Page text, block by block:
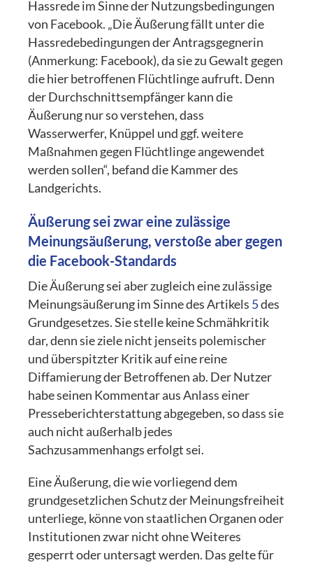
Hassrede im Sinne der Nutzungsbedingungen
von Facebook. „Die Äußerung fällt unter die
Hassredebedingungen der Antragsgegnerin
(Anmerkung: Facebook), da sie zu Gewalt gegen
die hier betroffenen Flüchtlinge aufruft. Denn
der Durchschnittsempfänger kann die
Äußerung nur so verstehen, dass
Wasserwerfer, Knüppel und ggf. weitere
Maßnahmen gegen Flüchtlinge angewendet
werden sollen“, befand die Kammer des
Landgerichts.
Äußerung sei zwar eine zulässige
Meinungsäußerung, verstoße aber gegen
die Facebook-Standards
Die Äußerung sei aber zugleich eine zulässige
Meinungsäußerung im Sinne des Artikels 5des
Grundgesetzes. Sie stelle keine Schmähkritik
dar, denn sie ziele nicht jenseits polemischer
und überspitzter Kritik auf eine reine
Diffamierung der Betroffenen ab. Der Nutzer
habe seinen Kommentar aus Anlass einer
Presseberichterstattung abgegeben, so dass sie
auch nicht außerhalb jedes
Sachzusammenhangs erfolgt sei.
Eine Äußerung, die wie vorliegend dem
grundgesetzlichen Schutz der Meinungsfreiheit
unterliege, könne von staatlichen Organen oder
Institutionen zwar nicht ohne Weiteres
gesperrt oder untersagt werden. Das gelte für